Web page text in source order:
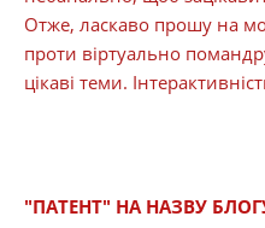
Отже, ласкаво прошу на
проти віртуально
цікаві теми.
"ПАТЕНТ" НА НАЗВУ